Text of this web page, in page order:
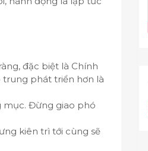
đặc biệt là Chính
trung phát triển hơn là
mục. Đừng giao phó
kiên trì tới cùng sẽ